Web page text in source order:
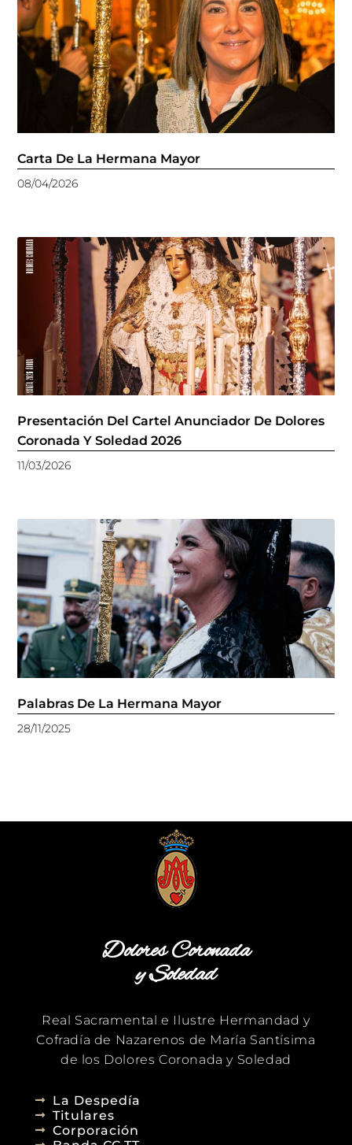
Carta De La Hermana Mayor
08/04/2026
Presentación Del Cartel Anunciador De Dolores
Coronada Y Soledad 2026
11/03/2026
Palabras De La Hermana Mayor
28/11/2025
Dolores Coronada
y Soledad
Real Sacramental e Ilustre Hermandad y
Cofradía de Nazarenos de María Santísima
de los Dolores Coronada y Soledad
La Despedía
Titulares
Corporación